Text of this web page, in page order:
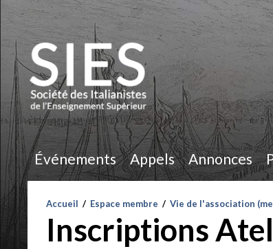
Événements Appels Annonces
Accueil / Espace membre / Vie de l'association
Inscriptions